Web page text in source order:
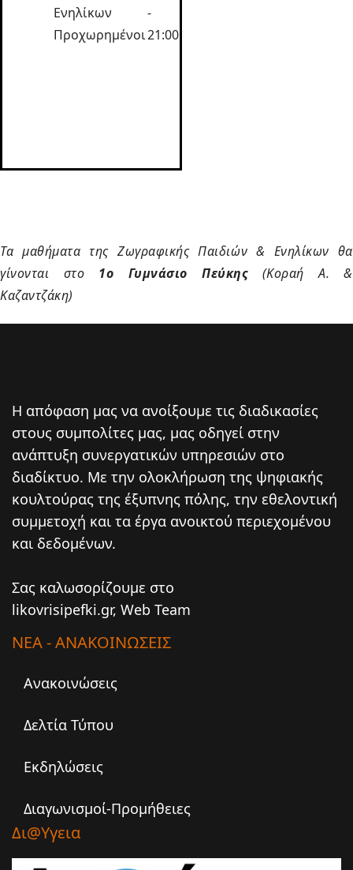
Ενηλίκων
Προχωρημένοι
-
21:00
Τα μαθήματα της Ζωγραφικής Παιδιών & Ενηλίκων θα
γίνονται στο 1ο Γυμνάσιο Πεύκης (Κοραή Α. &
Καζαντζάκη)
Η απόφαση μας να ανοίξουμε τις διαδικασίες
στους συμπολίτες μας, μας οδηγεί στην
ανάπτυξη συνεργατικών υπηρεσιών στο
διαδίκτυο. Mε την ολοκλήρωση της ψηφιακής
κουλτούρας της έξυπνης πόλης, την εθελοντική
συμμετοχή και τα έργα ανοικτού περιεχομένου
και δεδομένων.
Σας καλωσορίζουμε στο
likovrisipefki.gr, Web Team
ΝΕΑ - ΑΝΑΚΟΙΝΩΣΕΙΣ
Ανακοινώσεις
Δελτία Τύπου
Εκδηλώσεις
Διαγωνισμοί-Προμήθειες
Δι@υγεια